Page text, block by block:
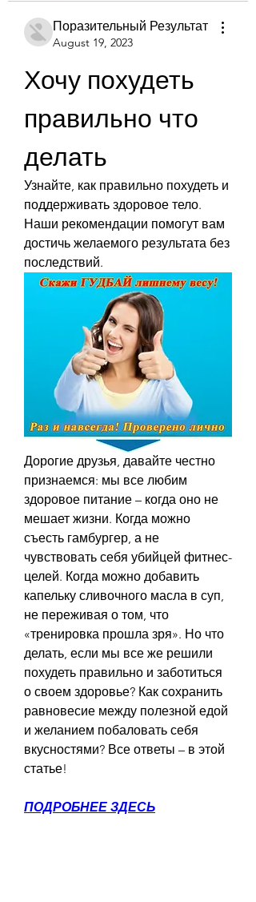
Поразительный Результат
August 19, 2023
Хочу похудеть
правильно что
делать
Узнайте, как правильно похудеть и
поддерживать здоровое тело.
Наши рекомендации помогут вам
достичь желаемого результата без
последствий.
Дорогие друзья, давайте честно
признаемся: мы все любим
здоровое питание – когда оно не
мешает жизни. Когда можно
съесть гамбургер, а не
чувствовать себя убийцей фитнес-
целей. Когда можно добавить
капельку сливочного масла в суп,
не переживая о том, что
«тренировка прошла зря». Но что
делать, если мы все же решили
похудеть правильно и заботиться
о своем здоровье? Как сохранить
равновесие между полезной едой
и желанием побаловать себя
вкусностями? Все ответы – в этой
статье!
ПОДРОБНЕЕ ЗДЕСЬ